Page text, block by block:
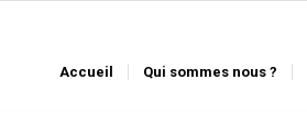
Accueil Qui sommes nous ?